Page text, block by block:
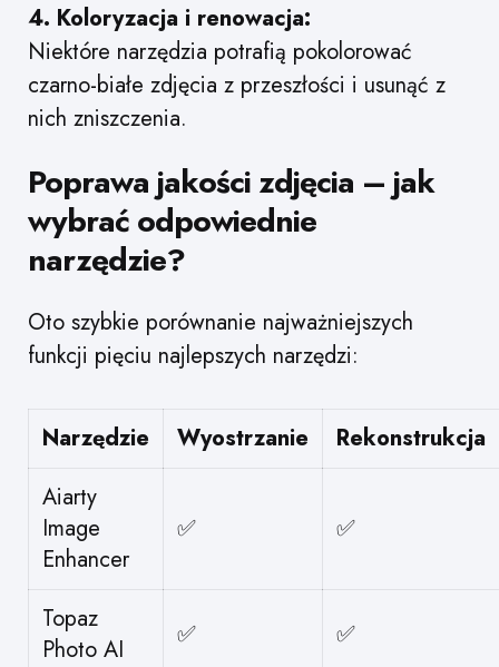
4. Koloryzacja i renowacja:
Niektóre narzędzia potrafią pokolorować
czarno-białe zdjęcia z przeszłości i usunąć z
nich zniszczenia.
Poprawa jakości zdjęcia – jak
wybrać odpowiednie
narzędzie?
Oto szybkie porównanie najważniejszych
funkcji pięciu najlepszych narzędzi:
Narzędzie Wyostrzanie
Rekonstrukcja
Aiarty
Image
Enhancer
✅ ✅
Topaz
Photo AI
✅ ✅